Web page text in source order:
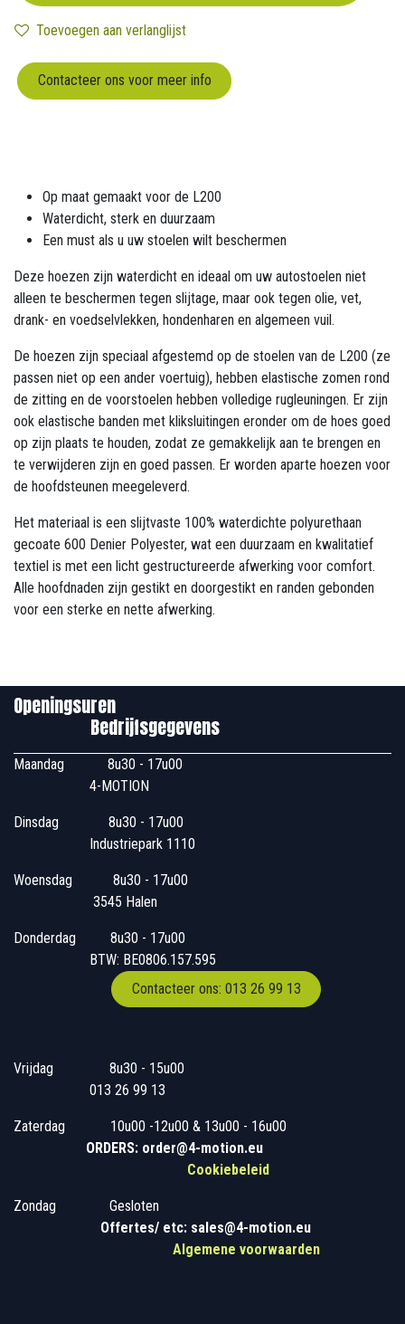
Toevoegen aan verlanglijst
Contacteer ons voor meer info
Op maat gemaakt voor de L200
Waterdicht, sterk en duurzaam
Een must als u uw stoelen wilt beschermen
Deze hoezen zijn waterdicht en ideaal om uw autostoelen niet
alleen te beschermen tegen slijtage, maar ook tegen olie, vet,
drank- en voedselvlekken, hondenharen en algemeen vuil.
De hoezen zijn speciaal afgestemd op de stoelen van de L200 (ze
passen niet op een ander voertuig), hebben elastische zomen rond
de zitting en de voorstoelen hebben volledige rugleuningen. Er zijn
ook elastische banden met kliksluitingen eronder om de hoes goed
op zijn plaats te houden, zodat ze gemakkelijk aan te brengen en
te verwijderen zijn en goed passen. Er worden aparte hoezen voor
de hoofdsteunen meegeleverd.
Het materiaal is een slijtvaste 100% waterdichte polyurethaan
gecoate 600 Denier Polyester, wat een duurzaam en kwalitatief
textiel is met een licht gestructureerde afwerking voor comfort.
Alle hoofdnaden zijn gestikt en doorgestikt en randen gebonden
voor een sterke en nette afwerking.
Openingsuren
Bedrijfsgegevens
Maandag
​8u30 - 17u00
4-MOTION
Dinsdag
​8u30 - 17u00
Industriepark 1110
Woensdag
​​​ 8u30 - 17u00
3545 Halen
Donderdag
​​8u30 - 17u00
BTW: BE0806.157.595
Contacteer ons: 013 26 99 13
Vrijdag
​8u30 - 15u00
013 26 99 13
Zaterdag
​10u00 -12u00 & 13u00 - 16u00
ORDERS: order@4-motion.eu
Cookiebeleid
Zondag
​​Gesloten
Offertes/ etc: sales@4-motion.eu
Algemene voorwaarden